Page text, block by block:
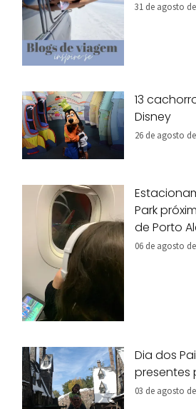
31 de agosto
13
Disney
26 de agosto de
Park
de Porto
06 de agosto de
Dia dos
presentes
03 de agosto de